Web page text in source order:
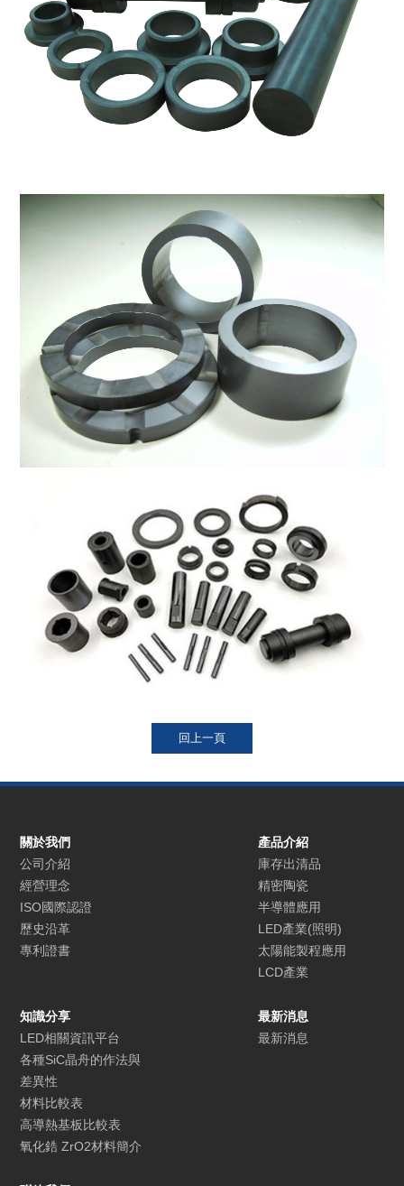
關於我們
公司介紹
經營理念
ISO國際認證
歷史沿革
專利證書
產品介紹
庫存出清品
精密陶瓷
半導體應用
LED產業(照明)
太陽能製程應用
LCD產業
知識分享
LED相關資訊平台
各種SiC晶舟的作法與
差異性
材料比較表
高導熱基板比較表
氧化鋯 ZrO2材料簡介
最新消息
最新消息